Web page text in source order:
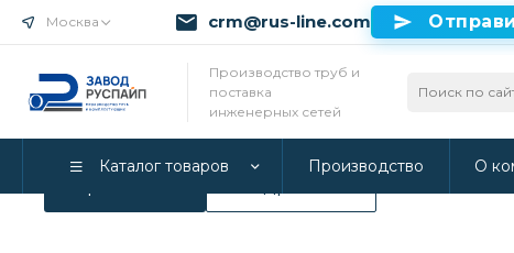
Мы используем Cookie. Если вы продолжаете использовать
Политикой конфиденциальности
Москва crm@rus-line.com
Производство труб и
поставка
инженерных сетей
Каталог товаров Производство О